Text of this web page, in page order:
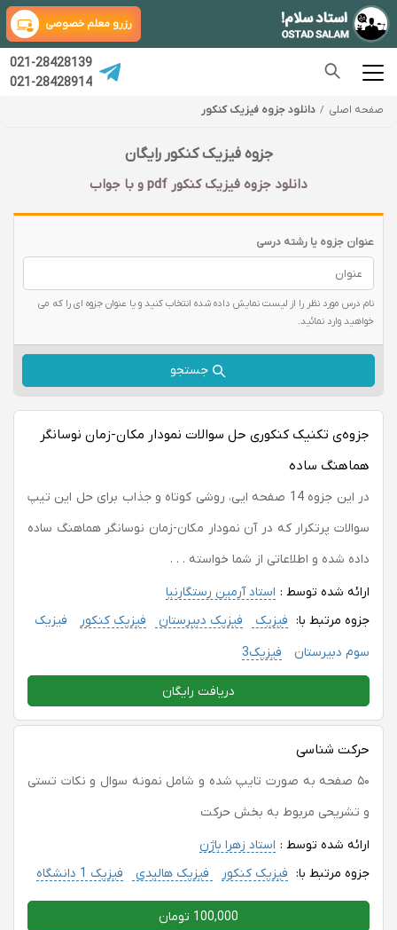
رزرو معلم خصوصی
021-28428139
021-28428914
صفحه اصلی دانلود جزوه فیزیک کنکور
جزوه فیزیک کنکور رایگان
دانلود جزوه فیزیک کنکور pdf و با جواب
عنوان جزوه یا رشته درسی
نام درس مورد نظر را از لیست نمایش داده شده انتخاب کنید و یا عنوان جزوه ای را که می
خواهید وارد نمائید.
جستجو
جزوه‌ی تکنیک کنکوری حل سوالات نمودار مکان-زمان نوسانگر
هماهنگ ساده
در این جزوه 14 صفحه ایی، روشی کوتاه و جذاب برای حل این تیپ
سوالات پرتکرار که در آن نمودار مکان-زمان نوسانگر هماهنگ ساده
داده شده و اطلاعاتی از شما خواسته . . .
ارائه شده توسط : استاد آرمین رستگارنیا
جزوه مرتبط با: فیزیک فیزیک دبیرستان فیزیک کنکور
فیزیک
سوم دبیرستان
فیزیک3
دریافت رایگان
حرکت شناسی
۵۰ صفحه به صورت تایپ شده و شامل نمونه سوال و نکات تستی
و تشریحی مربوط به بخش حرکت
ارائه شده توسط : استاد زهرا باژن
جزوه مرتبط با: فیزیک کنکور فیزیک هالیدی فیزیک 1 دانشگاه
100,000 تومان